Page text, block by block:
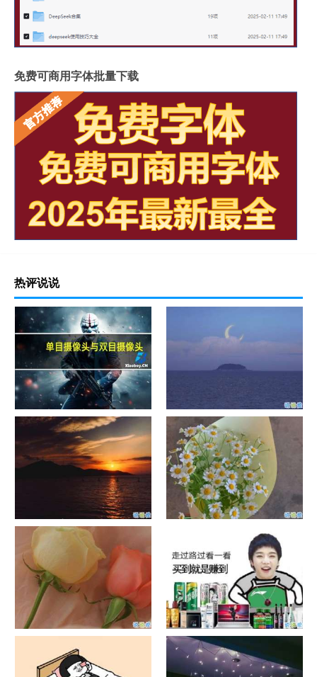
免费可商用字体批量下载
热评说说
单目摄像头与双目摄像头
晚安励志语录带图片 晚安心语
励志鸡汤
日出文案温柔句子 看日出的微
信说说配图
晒风景照的唯美说说配图 适合
发风景的朋友圈文案
官宣恋爱的说说配图 官宣句子
抖音摆地摊文案 摆地摊的搞笑
说说带图片